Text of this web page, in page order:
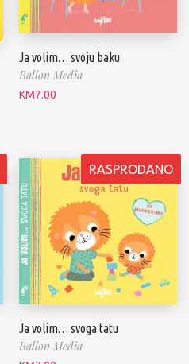
Ja volim… svoju baku
Ballon Media
KM7.00
RASPRODANO
Ja volim… svoga tatu
Ballon Media